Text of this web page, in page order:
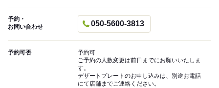
予約・
お問い合わせ
050-5600-3813
予約可否
予約可
ご予約の人数変更は前日までにお願いいたしま
す。
デザートプレートのお申し込みは、別途お電話
にて店舗までご連絡ください。